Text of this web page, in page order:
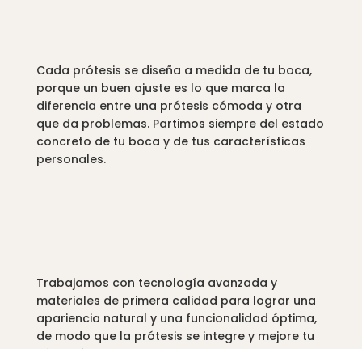
Cada prótesis se diseña a medida de tu boca,
porque un buen ajuste es lo que marca la
diferencia entre una prótesis cómoda y otra
que da problemas. Partimos siempre del estado
concreto de tu boca y de tus características
personales.
Trabajamos con tecnología avanzada y
materiales de primera calidad para lograr una
apariencia natural y una funcionalidad óptima,
de modo que la prótesis se integre y mejore tu